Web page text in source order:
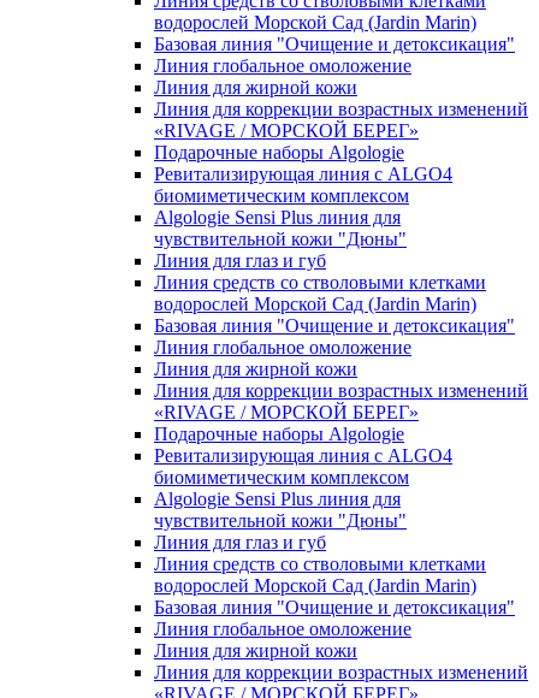
водорослей Морской Сад (Jardin Marin)
Базовая линия "Очищение и детоксикация"
Линия глобальное омоложение
Линия для жирной кожи
Линия для коррекции возрастных изменений
«RIVAGE / МОРСКОЙ БЕРЕГ»
Подарочные наборы Algologie
Ревитализирующая линия с ALGO4
биомиметическим комплексом
Algologie Sensi Plus линия для
чувcтвительной кожи "Дюны"
Линия для глаз и губ
Линия средств со стволовыми клетками
водорослей Морской Сад (Jardin Marin)
Базовая линия "Очищение и детоксикация"
Линия глобальное омоложение
Линия для жирной кожи
Линия для коррекции возрастных изменений
«RIVAGE / МОРСКОЙ БЕРЕГ»
Подарочные наборы Algologie
Ревитализирующая линия с ALGO4
биомиметическим комплексом
Algologie Sensi Plus линия для
чувcтвительной кожи "Дюны"
Линия для глаз и губ
Линия средств со стволовыми клетками
водорослей Морской Сад (Jardin Marin)
Базовая линия "Очищение и детоксикация"
Линия глобальное омоложение
Линия для жирной кожи
Линия для коррекции возрастных изменений
«RIVAGE / МОРСКОЙ БЕРЕГ»